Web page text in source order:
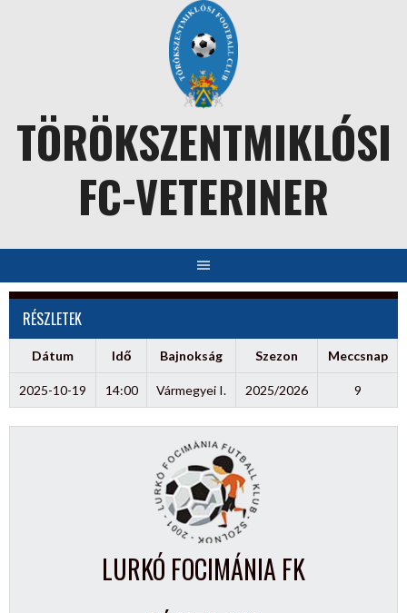
TÖRÖKSZENTMIKLÓSI
FC-VETERINER
RÉSZLETEK
Dátum Idő Bajnokság Szezon Meccsnap
2025-10-19 14:00 Vármegyei I. 2025/2026 9
LURKÓ FOCIMÁNIA FK